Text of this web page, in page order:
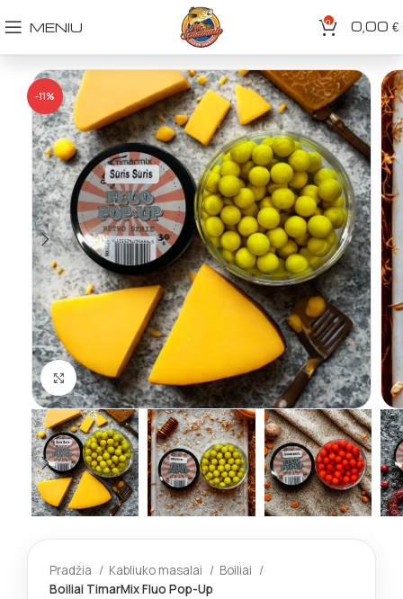
MENIU 0 0,00 €
-11%
Spustelėkite norėdami padidinti
Pradžia Kabliuko masalai
Boiliai
Boiliai TimarMix Fluo Pop-Up